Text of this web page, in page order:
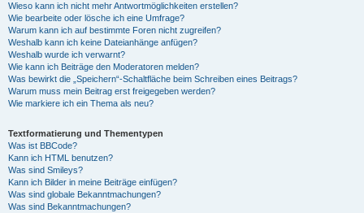
Wieso kann ich nicht mehr Antwortmöglichkeiten erstellen?
Wie bearbeite oder lösche ich eine Umfrage?
Warum kann ich auf bestimmte Foren nicht zugreifen?
Weshalb kann ich keine Dateianhänge anfügen?
Weshalb wurde ich verwarnt?
Wie kann ich Beiträge den Moderatoren melden?
Was bewirkt die „Speichern“-Schaltfläche beim Schreiben eines Beitrags?
Warum muss mein Beitrag erst freigegeben werden?
Wie markiere ich ein Thema als neu?
Textformatierung und Thementypen
Was ist BBCode?
Kann ich HTML benutzen?
Was sind Smileys?
Kann ich Bilder in meine Beiträge einfügen?
Was sind globale Bekanntmachungen?
Was sind Bekanntmachungen?